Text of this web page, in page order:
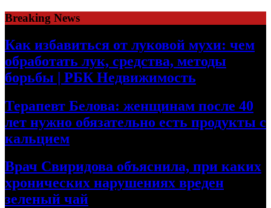
Skip
to
content
Breaking News
Как избавиться от луковой мухи: чем
обработать лук, средства, методы
борьбы | РБК Недвижимость
Терапевт Белова: женщинам после 40
лет нужно обязательно есть продукты с
кальцием
Врач Свиридова объяснила, при каких
хронических нарушениях вреден
зеленый чай